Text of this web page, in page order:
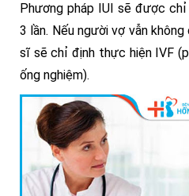
Phương pháp IUI sẽ được
3 lần. Nếu người vợ vẫn
sĩ sẽ chỉ định thực hiện IVF
ống nghiệm).